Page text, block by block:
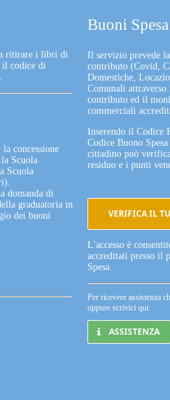
ritirare i libri di
il codice di
concessione
Scuola
Scuola
domanda di
graduatoria in
dei buoni
Buoni Spesa
Il servizio prevede
contributo (Covid,
Domestiche,
Comunali
contributo ed il
commerciali
Inserendo il Codice
Codice Buono
cittadino può
residuo e i punti
VERIFICA IL
L'accesso è
accreditati presso il
Spesa.
Per ricevere assistenza
oppure scrivici qui:
ASSISTENZA